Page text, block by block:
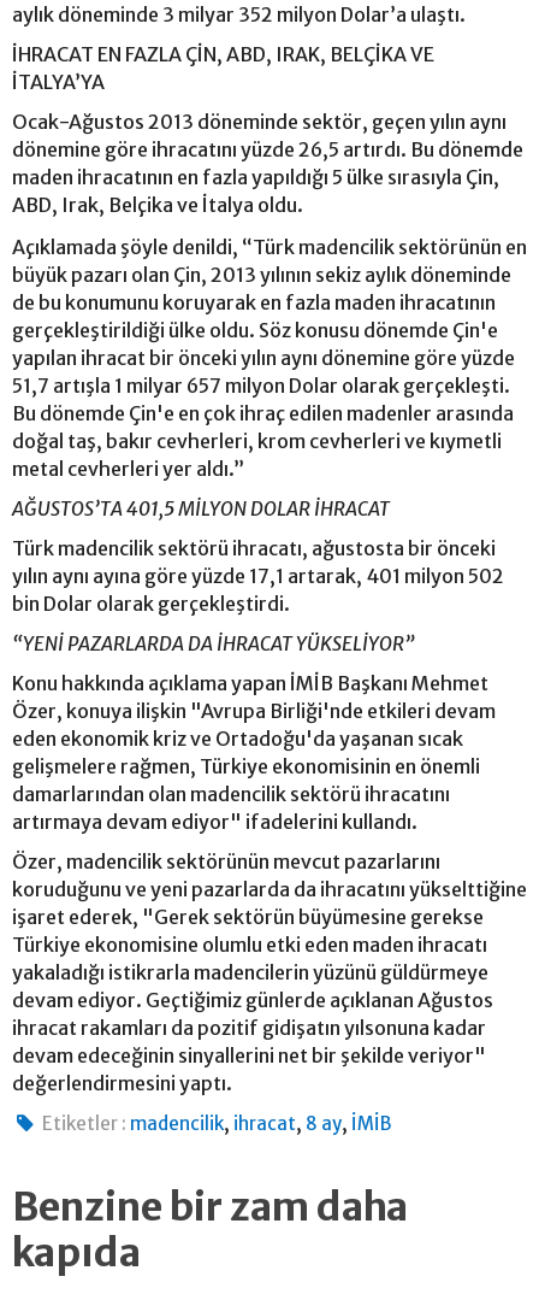
aylık döneminde 3 milyar 352 milyon Dolar’a ulaştı.
İHRACAT EN FAZLA ÇİN, ABD, IRAK, BELÇİKA VE
İTALYA’YA
Ocak-Ağustos 2013 döneminde sektör, geçen yılın aynı
dönemine göre ihracatını yüzde 26,5 artırdı. Bu dönemde
maden ihracatının en fazla yapıldığı 5 ülke sırasıyla Çin,
ABD, Irak, Belçika ve İtalya oldu.
Açıklamada şöyle denildi, “Türk madencilik sektörünün en
büyük pazarı olan Çin, 2013 yılının sekiz aylık döneminde
de bu konumunu koruyarak en fazla maden ihracatının
gerçekleştirildiği ülke oldu. Söz konusu dönemde Çin'e
yapılan ihracat bir önceki yılın aynı dönemine göre yüzde
51,7 artışla 1 milyar 657 milyon Dolar olarak gerçekleşti.
Bu dönemde Çin'e en çok ihraç edilen madenler arasında
doğal taş, bakır cevherleri, krom cevherleri ve kıymetli
metal cevherleri yer aldı.”
AĞUSTOS’TA 401,5 MİLYON DOLAR İHRACAT
Türk madencilik sektörü ihracatı, ağustosta bir önceki
yılın aynı ayına göre yüzde 17,1 artarak, 401 milyon 502
bin Dolar olarak gerçekleştirdi.
“YENİ PAZARLARDA DA İHRACAT YÜKSELİYOR”
Konu hakkında açıklama yapan İMİB Başkanı Mehmet
Özer, konuya ilişkin "Avrupa Birliği'nde etkileri devam
eden ekonomik kriz ve Ortadoğu'da yaşanan sıcak
gelişmelere rağmen, Türkiye ekonomisinin en önemli
damarlarından olan madencilik sektörü ihracatını
artırmaya devam ediyor" ifadelerini kullandı.
Özer, madencilik sektörünün mevcut pazarlarını
koruduğunu ve yeni pazarlarda da ihracatını yükselttiğine
işaret ederek, "Gerek sektörün büyümesine gerekse
Türkiye ekonomisine olumlu etki eden maden ihracatı
yakaladığı istikrarla madencilerin yüzünü güldürmeye
devam ediyor. Geçtiğimiz günlerde açıklanan Ağustos
ihracat rakamları da pozitif gidişatın yılsonuna kadar
devam edeceğinin sinyallerini net bir şekilde veriyor"
değerlendirmesini yaptı.
Etiketler : madencilik, ihracat, 8 ay, İMİB
Benzine bir zam daha
kapıda